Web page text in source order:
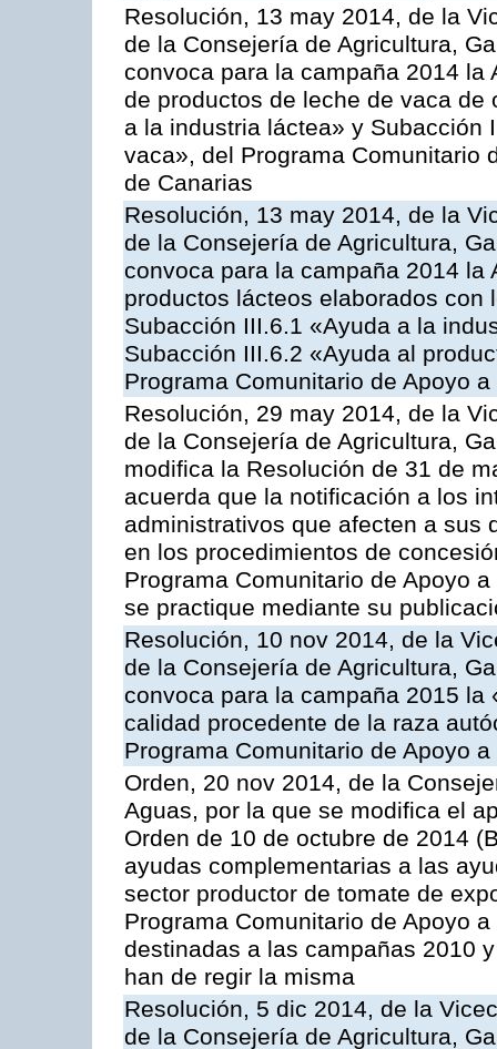
Resolución, 13 may 2014, de la
de la Consejería de Agricultura,
convoca para la campaña 2014
de productos de leche de vaca
a la industria láctea» y Subacción
vaca», del Programa Comunitario
de Canarias
Resolución, 13 may 2014, de la
de la Consejería de Agricultura,
convoca para la campaña 2014
productos lácteos elaborados
Subacción III.6.1 «Ayuda a la
Subacción III.6.2 «Ayuda al
Programa Comunitario de Apoyo
Resolución, 29 may 2014, de la
de la Consejería de Agricultura,
modifica la Resolución de 31 de
acuerda que la notificación a los
administrativos que afecten a sus
en los procedimientos de
Programa Comunitario de Apoyo
se practique mediante su
Resolución, 10 nov 2014, de la
de la Consejería de Agricultura,
convoca para la campaña 2015
calidad procedente de la raza
Programa Comunitario de Apoyo
Orden, 20 nov 2014, de la
Aguas, por la que se modifica el
Orden de 10 de octubre de 2014
ayudas complementarias a las
sector productor de tomate de
Programa Comunitario de Apoyo
destinadas a las campañas 2010
han de regir la misma
Resolución, 5 dic 2014, de la
de la Consejería de Agricultura,